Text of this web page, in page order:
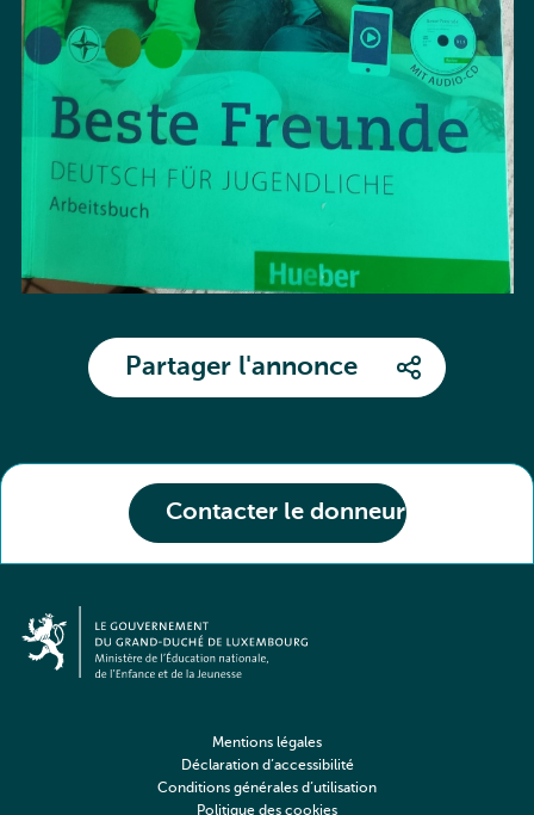
Contacter le donneur
Partager l'annonce
Mentions légales
Déclaration d’accessibilité
Conditions générales d’utilisation
Politique des cookies